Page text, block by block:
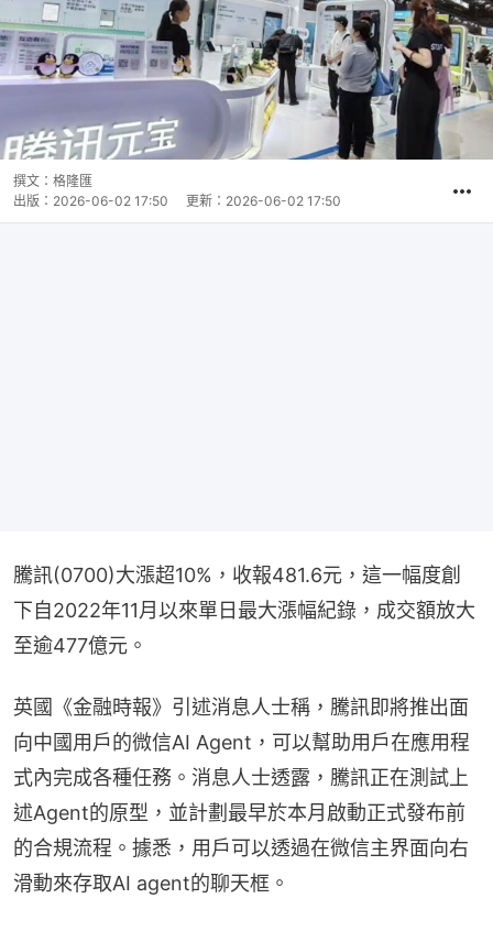
撰文： 格隆匯
出版： 2026-06-02 17:50 更新： 2026-06-02 17:50
騰訊(0700)大漲超10%，收報481.6元，這一幅度創
下自2022年11月以來單日最大漲幅紀錄，成交額放大
至逾477億元。
英國《金融時報》引述消息人士稱，騰訊即將推出面
向中國用戶的微信AI Agent，可以幫助用戶在應用程
式內完成各種任務。消息人士透露，騰訊正在測試上
述Agent的原型，並計劃最早於本月啟動正式發布前
的合規流程。據悉，用戶可以透過在微信主界面向右
滑動來存取AI agent的聊天框。